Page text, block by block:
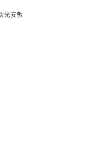
学院副院长欧光安教